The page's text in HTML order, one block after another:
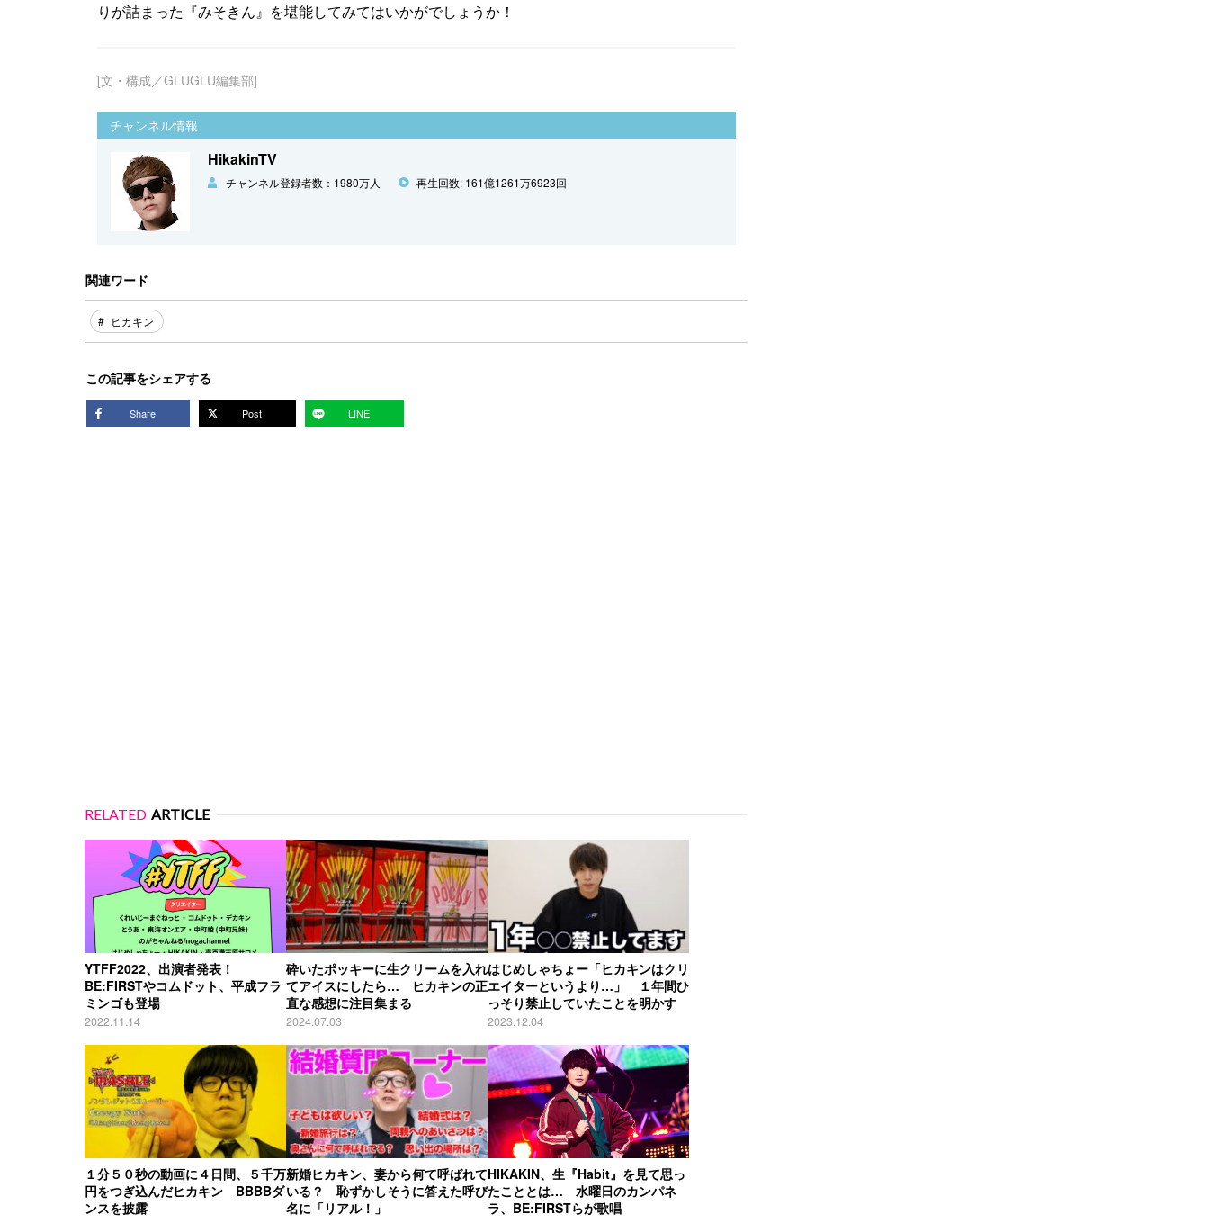
りが詰まった『みそきん』を堪能してみてはいかがでしょうか！
[文・構成／GLUGLU編集部]
チャンネル情報
HikakinTV
チャンネル登録者数：1980万人 再生回数: 161億1261万6923回
関連ワード
ヒカキン
この記事をシェアする
Share Post LINE
RELATED ARTICLE
YTFF2022、出演者発表！
BE:FIRSTやコムドット、平成フラ
ミンゴも登場
2022.11.14
砕いたポッキーに生クリームを入れ
てアイスにしたら… ヒカキンの正
直な感想に注目集まる
2024.07.03
はじめしゃちょー「ヒカキンはクリ
エイターというより…」 １年間ひ
っそり禁止していたことを明かす
2023.12.04
１分５０秒の動画に４日間、５千万
円をつぎ込んだヒカキン BBBBダ
ンスを披露
新婚ヒカキン、妻から何て呼ばれて
いる？ 恥ずかしそうに答えた呼び
名に「リアル！」
HIKAKIN、生『Habit』を見て思っ
たこととは… 水曜日のカンパネ
ラ、BE:FIRSTらが歌唱